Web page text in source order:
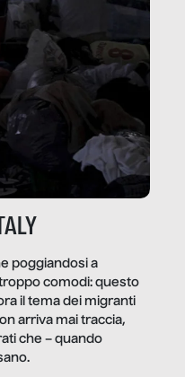
poggiandosi a
comodi: questo
il tema dei migranti
arriva mai traccia,
che – quando